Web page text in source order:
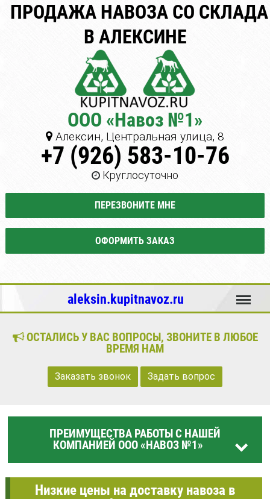
ПРОДАЖА НАВОЗА СО СКЛАДА
В АЛЕКСИНЕ
ООО «Навоз №1»
Алексин, Центральная улица, 8
+7 (926) 583-10-76
Круглосуточно
ПЕРЕЗВОНИТЕ МНЕ
ОФОРМИТЬ ЗАКАЗ
aleksin.kupitnavoz.ru Меню
ОСТАЛИСЬ У ВАС ВОПРОСЫ, ЗВОНИТЕ В ЛЮБОЕ
ВРЕМЯ НАМ
Заказать звонок Задать вопрос
ПРЕИМУЩЕСТВА РАБОТЫ С НАШЕЙ
КОМПАНИЕЙ ООО «НАВОЗ №1»
Низкие цены на доставку навоза в